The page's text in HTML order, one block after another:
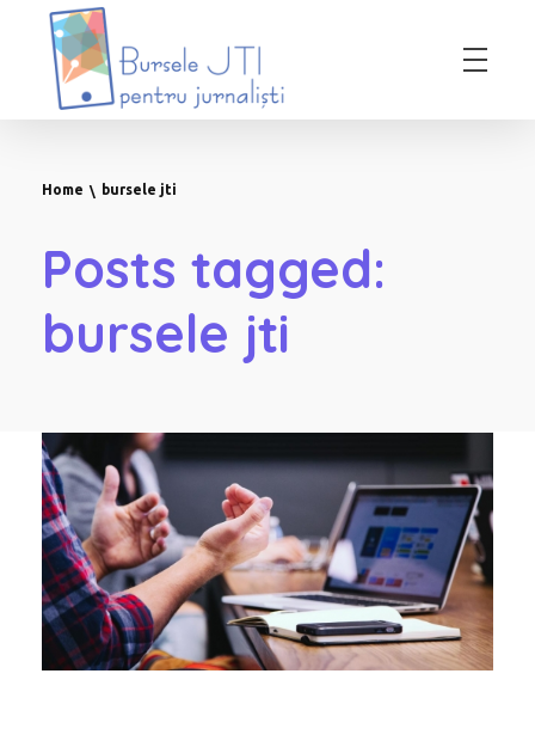
Bursele JTI pentru Jurnalisti
Home bursele jti
Posts tagged:
bursele jti